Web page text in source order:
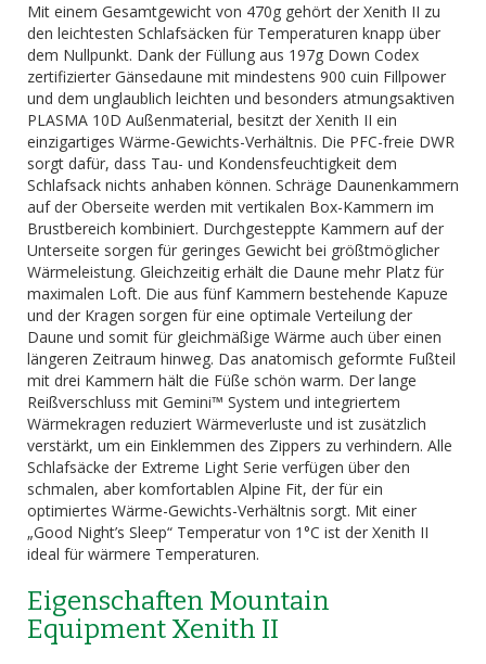
Mit einem Gesamtgewicht von 470g gehört der Xenith II zu
den leichtesten Schlafsäcken für Temperaturen knapp über
dem Nullpunkt. Dank der Füllung aus 197g Down Codex
zertifizierter Gänsedaune mit mindestens 900 cuin Fillpower
und dem unglaublich leichten und besonders atmungsaktiven
PLASMA 10D Außenmaterial, besitzt der Xenith II ein
einzigartiges Wärme-Gewichts-Verhältnis. Die PFC-freie DWR
sorgt dafür, dass Tau- und Kondensfeuchtigkeit dem
Schlafsack nichts anhaben können. Schräge Daunenkammern
auf der Oberseite werden mit vertikalen Box-Kammern im
Brustbereich kombiniert. Durchgesteppte Kammern auf der
Unterseite sorgen für geringes Gewicht bei größtmöglicher
Wärmeleistung. Gleichzeitig erhält die Daune mehr Platz für
maximalen Loft. Die aus fünf Kammern bestehende Kapuze
und der Kragen sorgen für eine optimale Verteilung der
Daune und somit für gleichmäßige Wärme auch über einen
längeren Zeitraum hinweg. Das anatomisch geformte Fußteil
mit drei Kammern hält die Füße schön warm. Der lange
Reißverschluss mit Gemini™ System und integriertem
Wärmekragen reduziert Wärmeverluste und ist zusätzlich
verstärkt, um ein Einklemmen des Zippers zu verhindern. Alle
Schlafsäcke der Extreme Light Serie verfügen über den
schmalen, aber komfortablen Alpine Fit, der für ein
optimiertes Wärme-Gewichts-Verhältnis sorgt. Mit einer
„Good Night’s Sleep“ Temperatur von 1°C ist der Xenith II
ideal für wärmere Temperaturen.
Eigenschaften Mountain
Equipment Xenith II